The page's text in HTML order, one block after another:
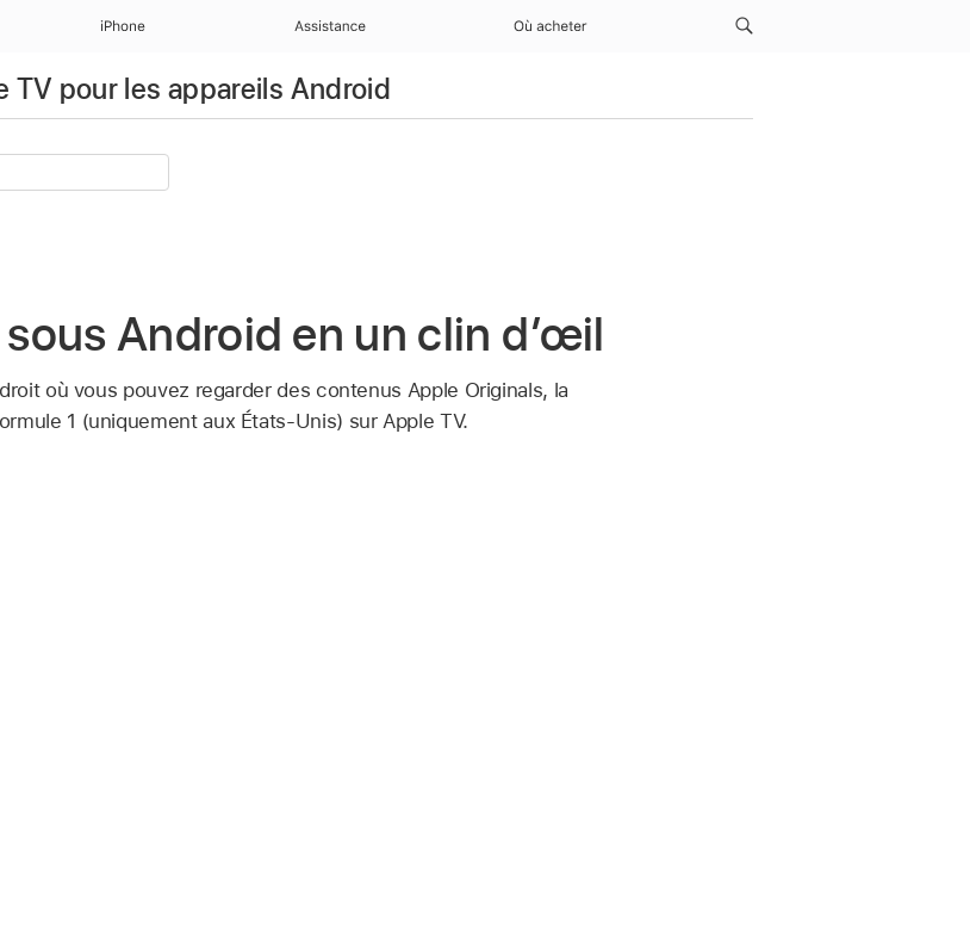
iPhone Assistance Où acheter
TV pour les appareils Android
Android en un clin dʼœil
où vous pouvez regarder des contenus Apple Originals, la
1 (uniquement aux États-Unis) sur Apple TV.